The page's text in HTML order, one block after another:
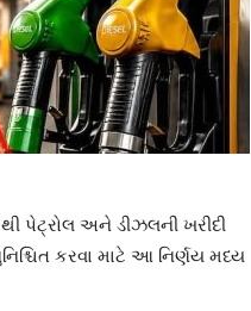
પેટ્રોલ અને ડીઝલની ખરીદી
કરવા માટે આ નિર્ણય મધ્ય